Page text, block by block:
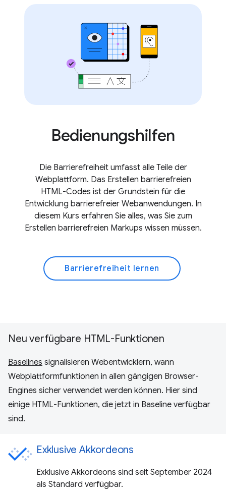
Bedienungshilfen
Die Barrierefreiheit umfasst alle Teile der
Webplattform. Das Erstellen barrierefreien
HTML-Codes ist der Grundstein für die
Entwicklung barrierefreier Webanwendungen. In
diesem Kurs erfahren Sie alles, was Sie zum
Erstellen barrierefreien Markups wissen müssen.
Barrierefreiheit lernen
Neu verfügbare HTML-Funktionen
Baselines signalisieren Webentwicklern, wann
Webplattformfunktionen in allen gängigen Browser-
Engines sicher verwendet werden können. Hier sind
einige HTML-Funktionen, die jetzt in Baseline verfügbar
sind.
Exklusive Akkordeons
Exklusive Akkordeons sind seit September 2024
als Standard verfügbar.